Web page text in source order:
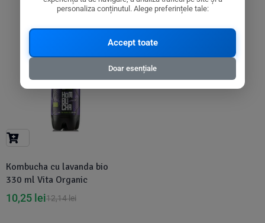
Kombucha cu lavanda bio
330 ml Vita Organic
12,14lei
10,25 lei
personaliza conținutul. Alege preferințele tale:
Accept toate
Doar esențiale